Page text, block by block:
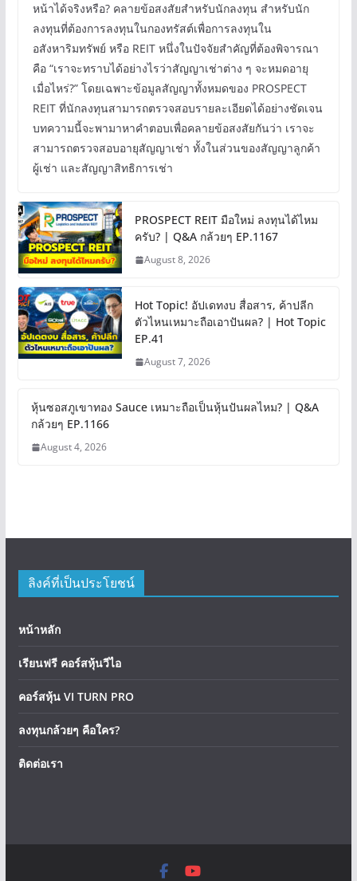
หน้าได้จริงหรือ? คลายข้อสงสัยสำหรับนักลงทุน สำหรับนัก
ลงทุนที่ต้องการลงทุนในกองทรัสต์เพื่อการลงทุนใน
อสังหาริมทรัพย์ หรือ REIT หนึ่งในปัจจัยสำคัญที่ต้องพิจารณา
คือ “เราจะทราบได้อย่างไรว่าสัญญาเช่าต่าง ๆ จะหมดอายุ
เมื่อไหร่?” โดยเฉพาะข้อมูลสัญญาทั้งหมดของ PROSPECT
REIT ที่นักลงทุนสามารถตรวจสอบรายละเอียดได้อย่างชัดเจน
บทความนี้จะพามาหาคำตอบเพื่อคลายข้อสงสัยกันว่า เราจะ
สามารถตรวจสอบอายุสัญญาเช่า ทั้งในส่วนของสัญญาลูกค้า
ผู้เช่า และสัญญาสิทธิการเช่า
PROSPECT REIT มือใหม่ ลงทุนได้ไหม
ครับ? | Q&A กล้วยๆ EP.1167
August 8, 2026
Hot Topic! อัปเดทงบ สื่อสาร, ค้าปลีก
ตัวไหนเหมาะถือเอาปันผล? | Hot Topic
EP.41
August 7, 2026
หุ้นซอสภูเขาทอง Sauce เหมาะถือเป็นหุ้นปันผลไหม? | Q&A
กล้วยๆ EP.1166
August 4, 2026
ลิงค์ที่เป็นประโยชน์
หน้าหลัก
เรียนฟรี คอร์สหุ้นวีไอ
คอร์สหุ้น VI TURN PRO
ลงทุนกล้วยๆ คือใคร?
ติดต่อเรา